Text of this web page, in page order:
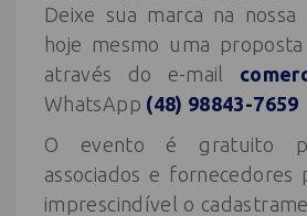
Deixe sua marca na nossa
hoje mesmo uma
através do e-mail
WhatsApp (48) 98843-7659
O evento é gratuito
associados e fornecedores
imprescindível o